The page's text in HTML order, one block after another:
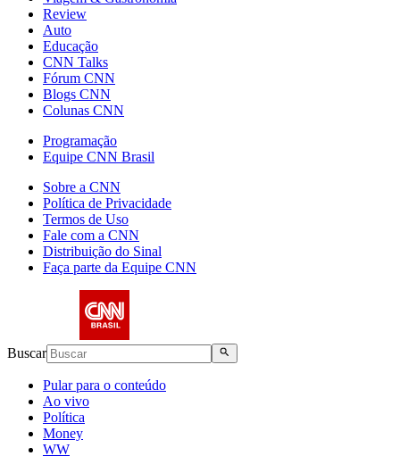
Review
Auto
Educação
CNN Talks
Fórum CNN
Blogs CNN
Colunas CNN
Programação
Equipe CNN Brasil
Sobre a CNN
Política de Privacidade
Termos de Uso
Fale com a CNN
Distribuição do Sinal
Faça parte da Equipe CNN
Buscar
Pular para o conteúdo
Ao vivo
Política
Money
WW